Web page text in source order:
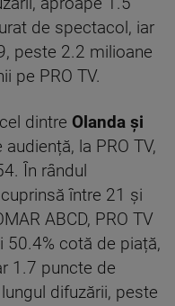
de spectacol, iar
peste 2.2 milioane
pe PRO TV.
dintre Olanda și
la PRO TV,
În rândul
între 21 și
ABCD, PRO TV
50.4% cotă de piață,
1.7 puncte de
difuzării, peste